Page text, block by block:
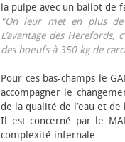
la pulpe avec un ballot de
"On leur met en plus de
L’avantage des
des bœufs à 350 kg de
Pour ces bas-champs le
accompagner le
de la qualité de l’eau et
Il est concerné par le
complexité infernale.